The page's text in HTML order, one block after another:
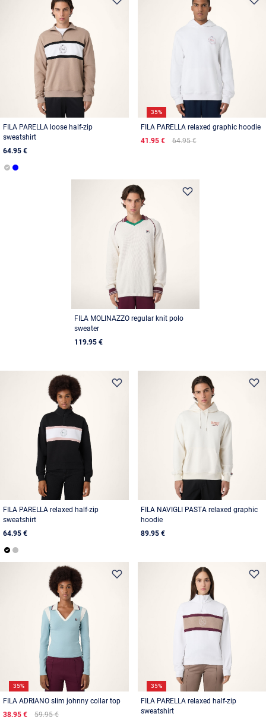
FILA PARELLA loose half-zip
sweatshirt
64.95 €
35%
FILA PARELLA relaxed graphic hoodie
41.95 €
64.95 €
FILA MOLINAZZO regular knit polo
sweater
119.95 €
FILA PARELLA relaxed half-zip
sweatshirt
64.95 €
FILA NAVIGLI PASTA relaxed graphic
hoodie
89.95 €
35%
FILA ADRIANO slim johnny collar top
38.95 €
59.95 €
35%
FILA PARELLA relaxed half-zip
sweatshirt